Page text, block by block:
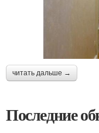
читать дальше →
Последние